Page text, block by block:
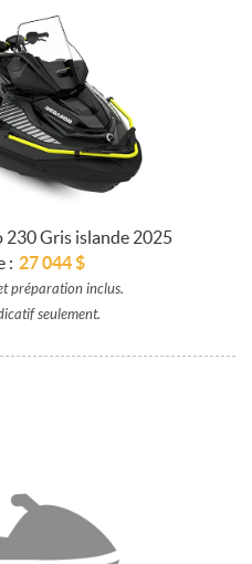
230 Gris islande 2025
: 27 044$
préparation inclus.
seulement.